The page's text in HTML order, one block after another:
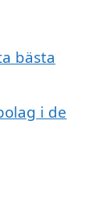
bästa
i de